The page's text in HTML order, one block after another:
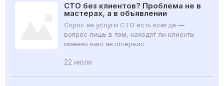
СТО без клиентов? Проблема не в
мастерах, а в объявлении
Спрос на услуги СТО есть всегда —
вопрос лишь в том, находят ли клиенты
именно ваш автосервис.
22 июля